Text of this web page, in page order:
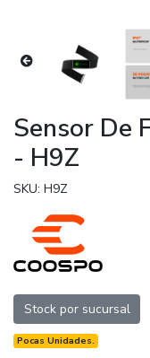
Sensor De
- H9Z
SKU: H9Z
Stock por sucursal
Pocas Unidades.